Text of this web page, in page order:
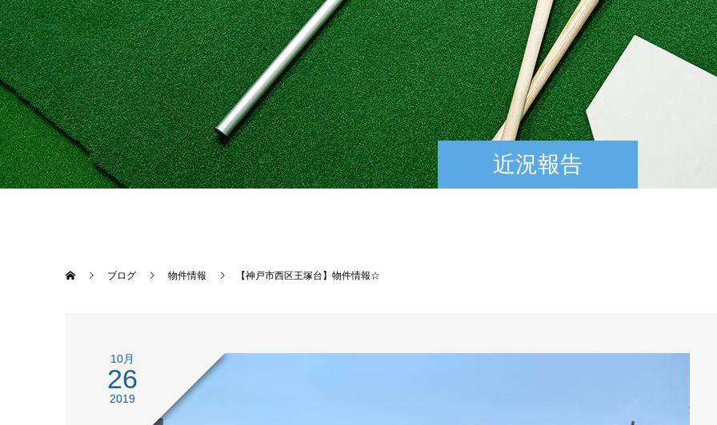
近況報告
ブログ 物件情報 【神戸市西区王塚台】物件情報☆
10月
26
2019